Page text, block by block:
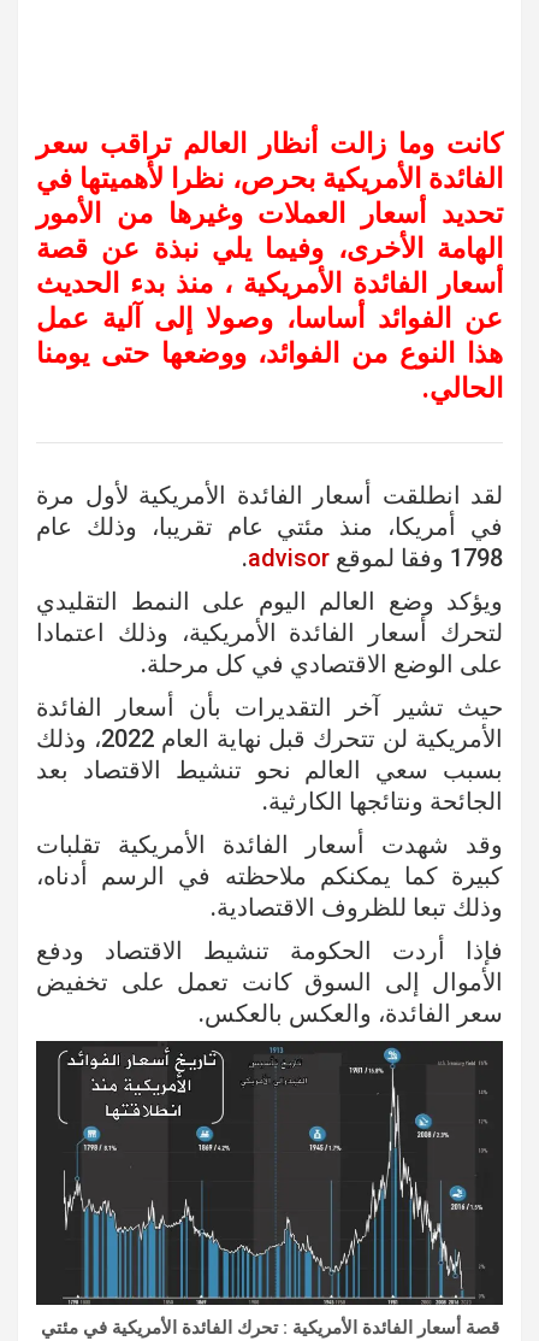
كانت وما زالت أنظار العالم تراقب سعر
الفائدة الأمريكية بحرص، نظرا لأهميتها في
تحديد أسعار العملات وغيرها من الأمور
الهامة الأخرى، وفيما يلي نبذة عن قصة
أسعار الفائدة الأمريكية ، منذ بدء الحديث
عن الفوائد أساسا، وصولا إلى آلية عمل
هذا النوع من الفوائد، ووضعها حتى يومنا
الحالي.
لقد انطلقت أسعار الفائدة الأمريكية لأول مرة
في أمريكا، منذ مئتي عام تقريبا، وذلك عام
1798 وفقا لموقع
advisor
.
ويؤكد وضع العالم اليوم على النمط التقليدي
لتحرك أسعار الفائدة الأمريكية، وذلك اعتمادا
على الوضع الاقتصادي في كل مرحلة.
حيث تشير آخر التقديرات بأن أسعار الفائدة
الأمريكية لن تتحرك قبل نهاية العام 2022، وذلك
بسبب سعي العالم نحو تنشيط الاقتصاد بعد
الجائحة ونتائجها الكارثية.
وقد شهدت أسعار الفائدة الأمريكية تقلبات
كبيرة كما يمكنكم ملاحظته في الرسم أدناه،
وذلك تبعا للظروف الاقتصادية.
فإذا أردت الحكومة تنشيط الاقتصاد ودفع
الأموال إلى السوق كانت تعمل على تخفيض
سعر الفائدة، والعكس بالعكس.
قصة أسعار الفائدة الأمريكية : تحرك الفائدة الأمريكية في مئتي